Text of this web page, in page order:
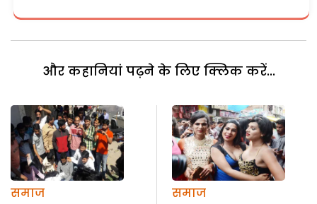
और कहानियां पढ़ने के लिए क्लिक करें...
समाज
समाज